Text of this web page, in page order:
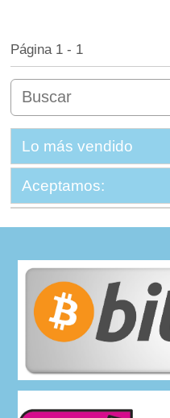
Página 1 - 1
Lo más vendido
Aceptamos: